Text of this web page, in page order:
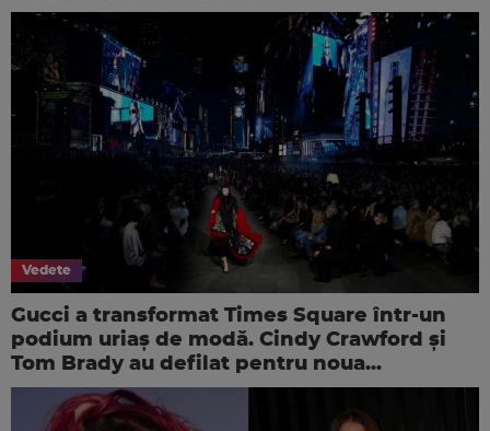
Vedete
Gucci a transformat Times Square într-un
podium uriaș de modă. Cindy Crawford și
Tom Brady au defilat pentru noua...